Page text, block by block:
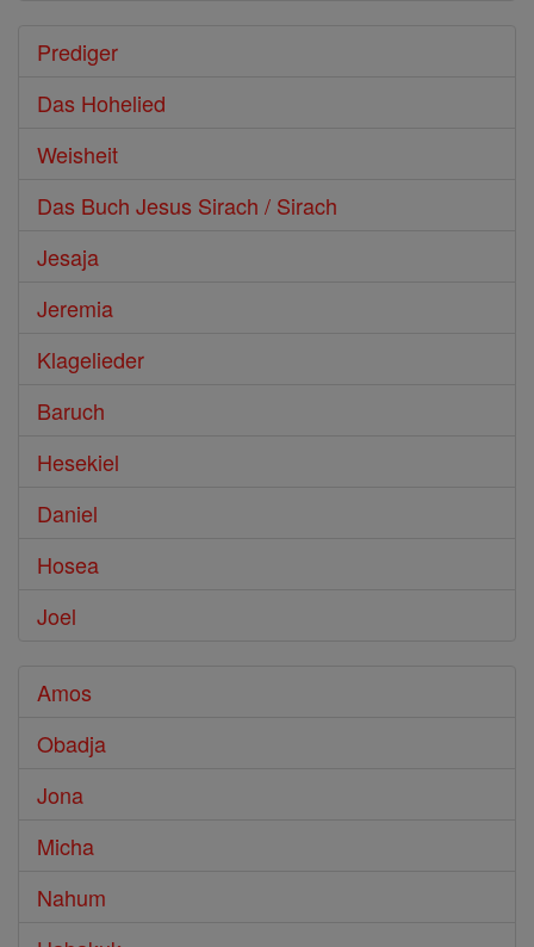
Prediger
Das Hohelied
Weisheit
Das Buch Jesus Sirach / Sirach
Jesaja
Jeremia
Klagelieder
Baruch
Hesekiel
Daniel
Hosea
Joel
Amos
Obadja
Jona
Micha
Nahum